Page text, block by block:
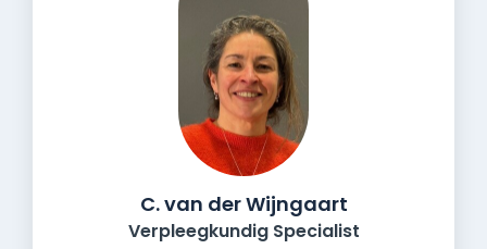
C. van der Wijngaart
Verpleegkundig Specialist